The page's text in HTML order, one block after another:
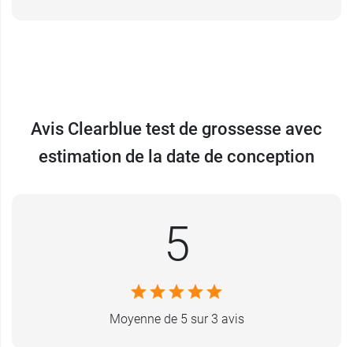
Avis Clearblue test de grossesse avec
estimation de la date de conception
5
Moyenne de 5 sur 3 avis